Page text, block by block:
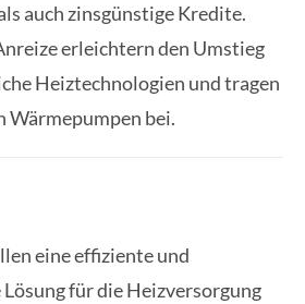
auch zinsgünstige Kredite.
erleichtern den Umstieg
Heiztechnologien und tragen
Wärmepumpen bei.
eine effiziente und
für die Heizversorgung